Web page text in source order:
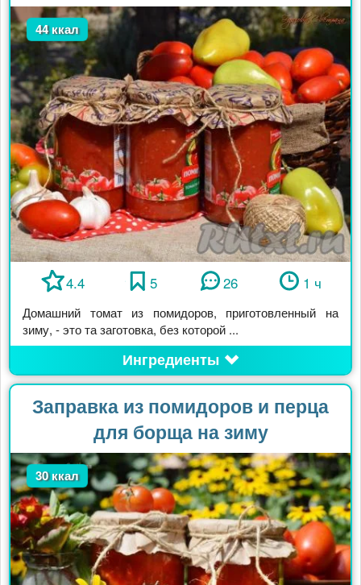
44 ккал
4.4 5 26 1 ч
Домашний томат из помидоров, приготовленный на
зиму, - это та заготовка, без которой ...
Ингредиенты
Заправка из помидоров и перца
для борща на зиму
30 ккал